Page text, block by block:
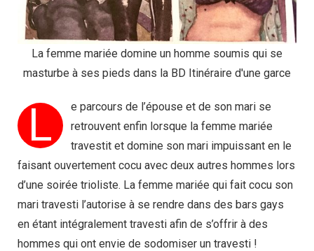
La femme mariée domine un homme soumis qui se
masturbe à ses pieds dans la BD Itinéraire d'une garce
L
e parcours de l’épouse et de son mari se
retrouvent enfin lorsque la femme mariée
travestit et domine son mari impuissant en le
faisant ouvertement cocu avec deux autres hommes lors
d’une soirée trioliste. La femme mariée qui fait cocu son
mari travesti l’autorise à se rendre dans des bars gays
en étant intégralement travesti afin de s’offrir à des
hommes qui ont envie de sodomiser un travesti !